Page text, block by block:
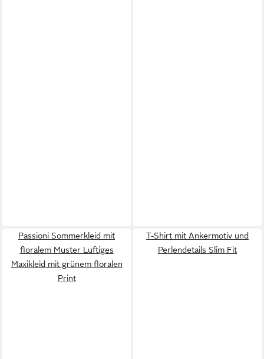
Passioni Sommerkleid mit
floralem Muster Luftiges
Maxikleid mit grünem floralen
Print
T-Shirt mit Ankermotiv und
Perlendetails Slim Fit